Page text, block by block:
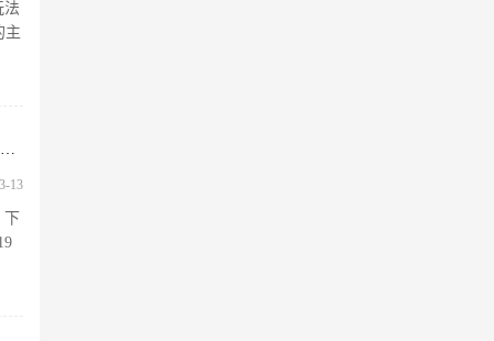
法
主
《魔兽世界》12.0第1赛季日程安排分享，魔兽世界12.0，魔兽世界s12赛季
13
下